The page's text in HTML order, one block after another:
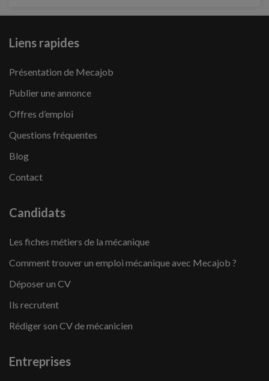
Liens rapides
Présentation de Mecajob
Publier une annonce
Offres d’emploi
Questions fréquentes
Blog
Contact
Candidats
Les fiches métiers de la mécanique
Comment trouver un emploi mécanique avec Mecajob ?
Déposer un CV
Ils recrutent
Rédiger son CV de mécanicien
Entreprises